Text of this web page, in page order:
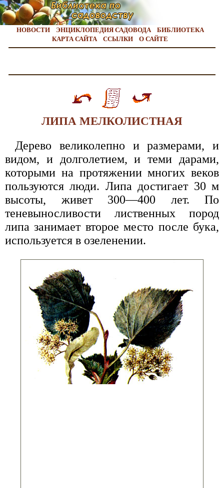
НОВОСТИ ЭНЦИКЛОПЕДИЯ САДОВОДА
БИБЛИОТЕКА
КАРТА САЙТА
ССЫЛКИ О САЙТЕ
ЛИПА МЕЛКОЛИСТНАЯ
Дерево великолепно и размерами, и
видом, и долголетием, и теми дарами,
которыми на протяжении многих веков
пользуются люди. Липа достигает 30 м
высоты, живет 300—400 лет. По
теневыносливости лиственных пород
липа занимает второе место после бука,
используется в озеленении.